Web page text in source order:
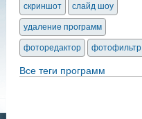
скриншот слайд шоу
удаление программ
фоторедактор фотофильтр
Все теги программ